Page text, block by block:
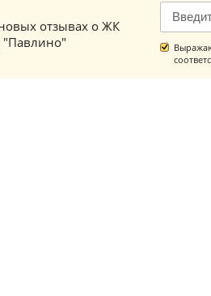
отзывах о ЖК
"Павлино"